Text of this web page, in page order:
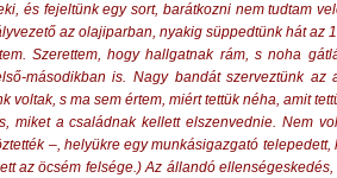
és fejeltünk egy sort, barátkozni nem tudtam
az olajiparban, nyakig süppedtünk hát az
Szerettem, hogy hallgatnak rám, s noha
másodikban is. Nagy bandát szerveztünk az
voltak, s ma sem értem, miért tettük néha, amit
miket a családnak kellett elszenvednie. Nem
–, helyükre egy munkásigazgató
az öcsém felsége.) Az állandó